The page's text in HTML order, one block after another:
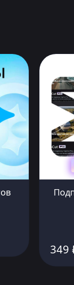
349